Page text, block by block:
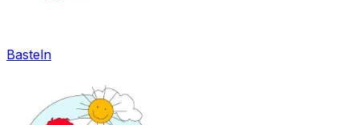
Basteln